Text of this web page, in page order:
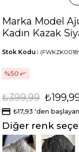
Marka Model
Kadın Kazak
Stok Kodu
50
₺399,99
₺17,93 'den
Diğer renk